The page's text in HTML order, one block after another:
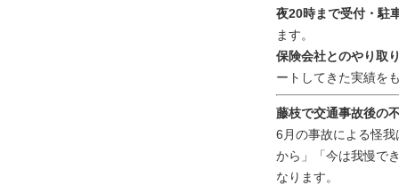
夜20時まで受付・駐
ます。
保険会社とのやり取
ートしてきた実績を
藤枝で交通事故後の
6月の事故による怪
から」「今は我慢で
なります。